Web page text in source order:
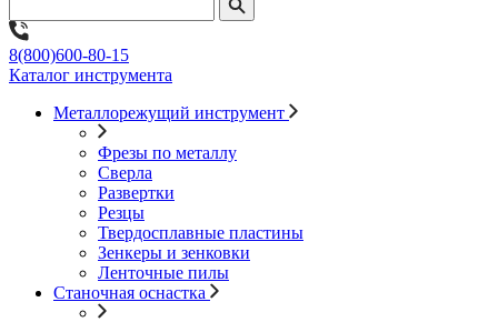
8(800)600-80-15
Каталог инструмента
Металлорежущий инструмент
Фрезы по металлу
Сверла
Развертки
Резцы
Твердосплавные пластины
Зенкеры и зенковки
Ленточные пилы
Станочная оснастка